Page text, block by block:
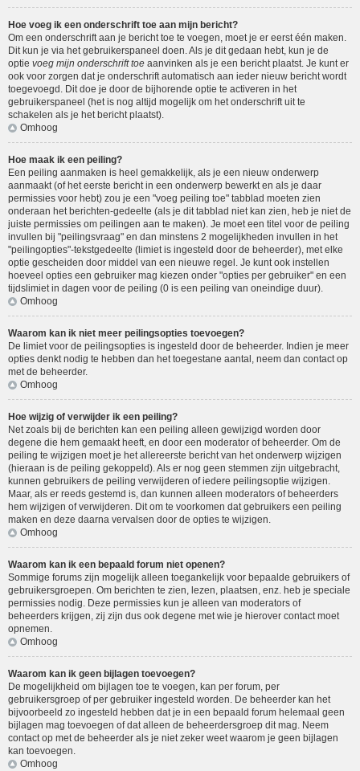
Hoe voeg ik een onderschrift toe aan mijn bericht?
Om een onderschrift aan je bericht toe te voegen, moet je er eerst één maken.
Dit kun je via het gebruikerspaneel doen. Als je dit gedaan hebt, kun je de
optie voeg mijn onderschrift toe aanvinken als je een bericht plaatst. Je kunt er
ook voor zorgen dat je onderschrift automatisch aan ieder nieuw bericht wordt
toegevoegd. Dit doe je door de bijhorende optie te activeren in het
gebruikerspaneel (het is nog altijd mogelijk om het onderschrift uit te
schakelen als je het bericht plaatst).
Omhoog
Hoe maak ik een peiling?
Een peiling aanmaken is heel gemakkelijk, als je een nieuw onderwerp
aanmaakt (of het eerste bericht in een onderwerp bewerkt en als je daar
permissies voor hebt) zou je een "voeg peiling toe" tabblad moeten zien
onderaan het berichten-gedeelte (als je dit tabblad niet kan zien, heb je niet de
juiste permissies om peilingen aan te maken). Je moet een titel voor de peiling
invullen bij "peilingsvraag" en dan minstens 2 mogelijkheden invullen in het
"peilingopties"-tekstgedeelte (limiet is ingesteld door de beheerder), met elke
optie gescheiden door middel van een nieuwe regel. Je kunt ook instellen
hoeveel opties een gebruiker mag kiezen onder "opties per gebruiker" en een
tijdslimiet in dagen voor de peiling (0 is een peiling van oneindige duur).
Omhoog
Waarom kan ik niet meer peilingsopties toevoegen?
De limiet voor de peilingsopties is ingesteld door de beheerder. Indien je meer
opties denkt nodig te hebben dan het toegestane aantal, neem dan contact op
met de beheerder.
Omhoog
Hoe wijzig of verwijder ik een peiling?
Net zoals bij de berichten kan een peiling alleen gewijzigd worden door
degene die hem gemaakt heeft, en door een moderator of beheerder. Om de
peiling te wijzigen moet je het allereerste bericht van het onderwerp wijzigen
(hieraan is de peiling gekoppeld). Als er nog geen stemmen zijn uitgebracht,
kunnen gebruikers de peiling verwijderen of iedere peilingsoptie wijzigen.
Maar, als er reeds gestemd is, dan kunnen alleen moderators of beheerders
hem wijzigen of verwijderen. Dit om te voorkomen dat gebruikers een peiling
maken en deze daarna vervalsen door de opties te wijzigen.
Omhoog
Waarom kan ik een bepaald forum niet openen?
Sommige forums zijn mogelijk alleen toegankelijk voor bepaalde gebruikers of
gebruikersgroepen. Om berichten te zien, lezen, plaatsen, enz. heb je speciale
permissies nodig. Deze permissies kun je alleen van moderators of
beheerders krijgen, zij zijn dus ook degene met wie je hierover contact moet
opnemen.
Omhoog
Waarom kan ik geen bijlagen toevoegen?
De mogelijkheid om bijlagen toe te voegen, kan per forum, per
gebruikersgroep of per gebruiker ingesteld worden. De beheerder kan het
bijvoorbeeld zo ingesteld hebben dat je in een bepaald forum helemaal geen
bijlagen mag toevoegen of dat alleen de beheerdersgroep dit mag. Neem
contact op met de beheerder als je niet zeker weet waarom je geen bijlagen
kan toevoegen.
Omhoog